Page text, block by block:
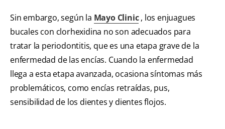
Sin embargo, según la Mayo Clinic, los enjuagues
bucales con clorhexidina no son adecuados para
tratar la periodontitis, que es una etapa grave de la
enfermedad de las encías. Cuando la enfermedad
llega a esta etapa avanzada, ocasiona síntomas más
problemáticos, como encías retraídas, pus,
sensibilidad de los dientes y dientes flojos.